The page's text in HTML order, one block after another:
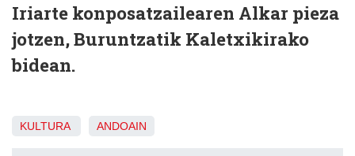
Iriarte konposatzailearen Alkar pieza
jotzen, Buruntzatik Kaletxikirako
bidean.
KULTURA ANDOAIN